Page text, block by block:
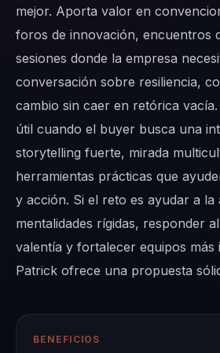
mejor. Aporta valor en
foros de innovación, encuentros
sesiones donde la empresa
conversación sobre resiliencia,
cambio sin caer en retórica
útil cuando el buyer busca una
storytelling fuerte, mirada
herramientas prácticas que
y acción. Si el reto es ayudar a la
mentalidades rígidas, responder
valentía y fortalecer equipos más
Patrick ofrece una propuesta
BENEFICIOS